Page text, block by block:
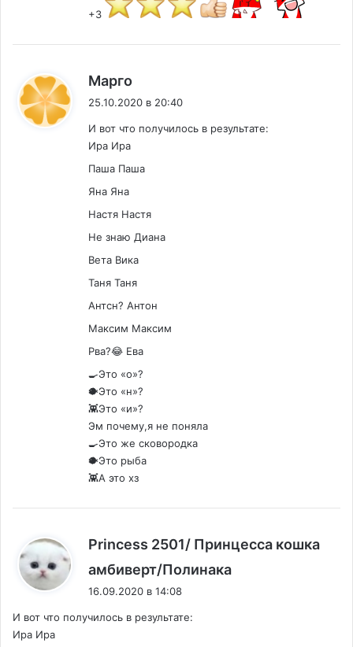
+3
Марго
25.10.2020 в 20:40
И вот что получилось в результате:
Ира Ира
Паша Паша
Яна Яна
Настя Настя
Не знаю Диана
Вета Вика
Таня Таня
Антсн? Антон
Максим Максим
Рва?😂 Ева
🍳Это «о»?
🐡Это «н»?
👾Это «и»?
Эм почему,я не поняла
🍳Это же сковородка
🐡Это рыба
👾А это хз
Princess 2501/ Принцесса кошка
амбиверт/Полинака
16.09.2020 в 14:08
И вот что получилось в результате:
Ира Ира